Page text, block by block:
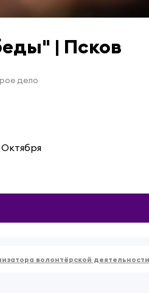
| Псков
дело
волонтёрской деятельности